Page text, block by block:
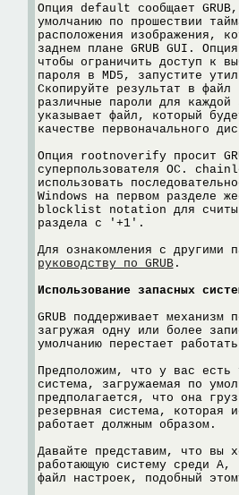
Опция default сообщает
умолчанию по прошествии
расположения изображения,
заднем плане GRUB GUI.
чтобы ограничить доступ к
пароля в MD5, запустите
Скопируйте результат в файл
различные пароли для
указывает файл, который
качестве первоначального
Опция rootnoverify просит
суперпользователя ОС.
использовать
Windows на первом разделе
blocklist notation для
раздела с '+1'.
Для ознакомления с другими
руководству по GRUB.
Использование запасных
GRUB поддерживает
загружая одну или более
умолчанию перестает
Предположим, что у вас
система, загружаемая по
предполагается, что она
резервная система, которая
работает должным образом.
Давайте представим, что вы
работающую систему среди
файл настроек, подобный